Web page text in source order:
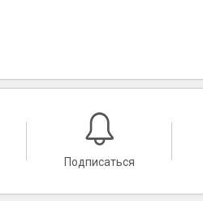
Подписаться